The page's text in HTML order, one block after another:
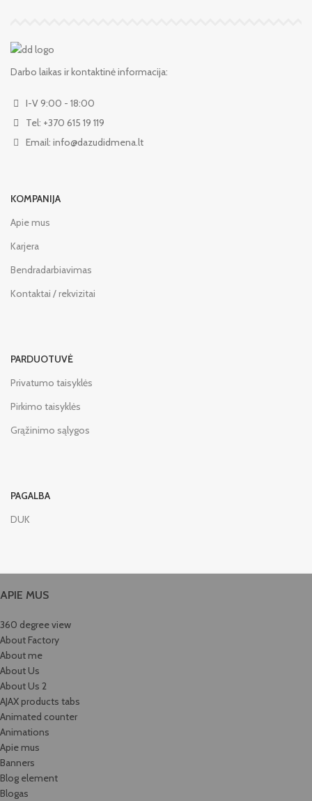
Darbo laikas ir kontaktinė informacija:
I-V 9:00 - 18:00
Tel: +370 615 19 119
Email: info@dazudidmena.lt
KOMPANIJA
Apie mus
Karjera
Bendradarbiavimas
Kontaktai / rekvizitai
PARDUOTUVĖ
Privatumo taisyklės
Pirkimo taisyklės
Grąžinimo sąlygos
PAGALBA
DUK
APIE MUS
360 degree view
About Factory
About me
About Us
About Us 2
AJAX products tabs
Animated counter
Animations
Apie mus
Banners
Blog element
Blogas